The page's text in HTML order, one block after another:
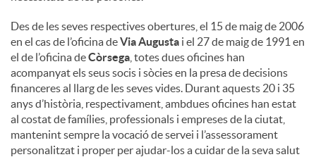
u
t
s
Des de les seves respectives obertures, el 15 de maig de 2006
en el cas de l’oficina deVia Augusta i el 27 de maig de 1991 en
el de l’oficina deCòrsega , totes dues oficines han
acompanyat els seus socis i sòcies en la presa de decisions
financeres al llarg de les seves vides. Durant aquests 20 i 35
anys d’història, respectivament, ambdues oficines han estat
al costat de famílies, professionals i empreses de la ciutat,
mantenint sempre la vocació de servei i l’assessorament
personalitzat i proper per ajudar-los a cuidar de la seva salut